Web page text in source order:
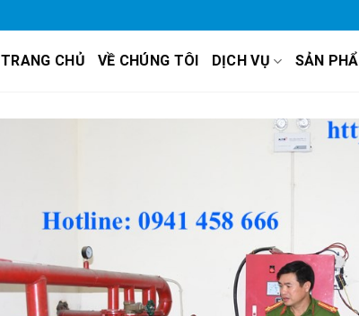
TRANG CHỦ VỀ CHÚNG TÔI DỊCH VỤ SẢN